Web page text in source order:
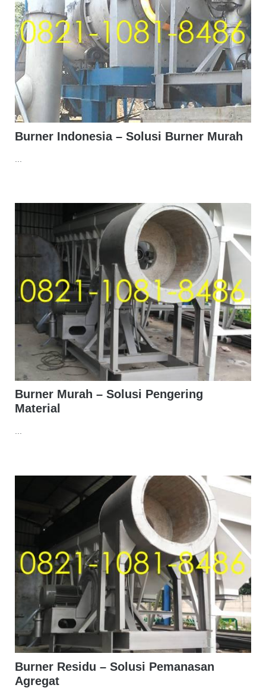
Burner Indonesia – Solusi Burner Murah
Burner Murah – Solusi Pengering
Material
Burner Residu – Solusi Pemanasan
Agregat